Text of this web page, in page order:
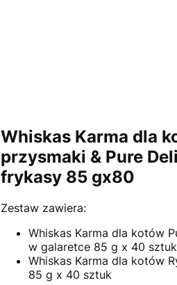
Whiskas Karma dla
przysmaki & Pure
frykasy 85 gx80
Zestaw zawiera:
Whiskas Karma dla kotów
w galaretce 85 g x 40 sztuk
Whiskas Karma dla kotów
85 g x 40 sztuk